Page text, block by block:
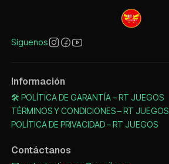
Síguenos
Información
🛠️ POLÍTICA DE GARANTÍA – RT JUEGOS
TÉRMINOS Y CONDICIONES – RT JUEGOS
POLÍTICA DE PRIVACIDAD – RT JUEGOS
Contáctanos